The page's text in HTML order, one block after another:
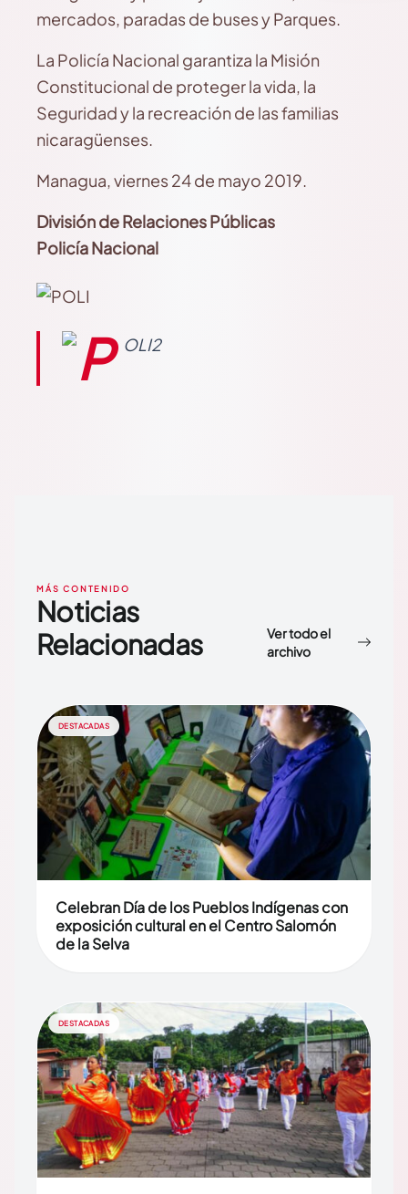
mercados, paradas de buses y Parques.
La Policía Nacional garantiza la Misión
Constitucional de proteger la vida, la
Seguridad y la recreación de las familias
nicaragüenses.
Managua, viernes 24 de mayo 2019.
División de Relaciones Públicas
Policía Nacional
MÁS CONTENIDO
Noticias
Relacionadas
Ver todo el
archivo
DESTACADAS
Celebran Día de los Pueblos Indígenas con
exposición cultural en el Centro Salomón
de la Selva
DESTACADAS